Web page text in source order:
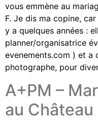
vous emmène au
F. Je dis ma copine,
y a quelques années :
planner/organisatrice
evenements.com ) et a
photographe, pour
A+PM –
au